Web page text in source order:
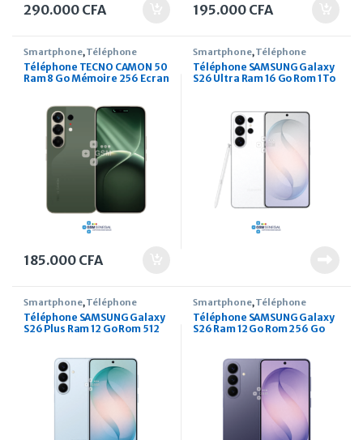
290.000 CFA 195.000 CFA
Smartphone,Téléphone
Téléphone TECNO CAMON 50
Ram 8 Go Mémoire 256 Ecran
185.000 CFA
Smartphone,Téléphone
Téléphone SAMSUNG Galaxy
S26 Ultra Ram 16 Go Rom 1 To
Smartphone,Téléphone
Téléphone SAMSUNG Galaxy
S26 Plus Ram 12 Go Rom 512
Smartphone,Téléphone
Téléphone SAMSUNG Galaxy
S26 Ram 12 Go Rom 256 Go